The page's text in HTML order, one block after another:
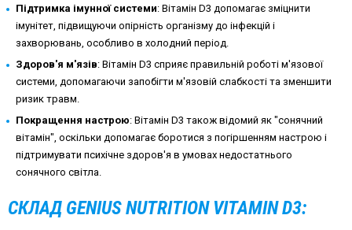
Підтримка імунної системи: Вітамін D3 допомагає зміцнити
імунітет, підвищуючи опірність організму до інфекцій і
захворювань, особливо в холодний період.
Здоров'я м'язів: Вітамін D3 сприяє правильній роботі м'язової
системи, допомагаючи запобігти м'язовій слабкості та зменшити
ризик травм.
Покращення настрою: Вітамін D3 також відомий як "сонячний
вітамін", оскільки допомагає боротися з погіршенням настрою і
підтримувати психічне здоров'я в умовах недостатнього
сонячного світла.
СКЛАД GENIUS NUTRITION VITAMIN D3: